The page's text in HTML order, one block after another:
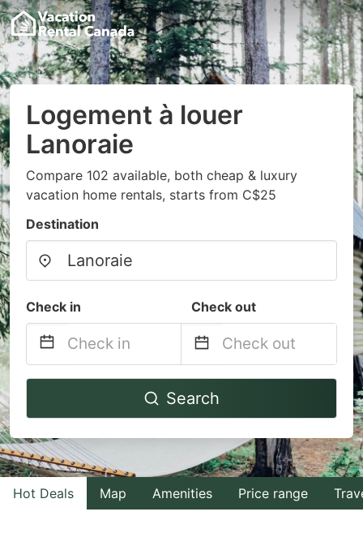
Logement à louer
Lanoraie
Compare 102 available, both cheap & luxury
vacation home rentals, starts from C$25
Destination
Check in Check out
Navigate
to
interact
with
the
Navigate
to
interact
with
the
Search
Hot Deals Map Amenities Price range